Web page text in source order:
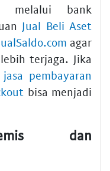
melalui bank
Jual Beli Aset
agar
terjaga. Jika
jasa pembayaran
bisa menjadi
dan